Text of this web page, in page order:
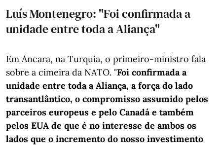
Luís Montenegro: "Foi confirmada a
unidade entre toda a Aliança"
Em Ancara, na Turquia, o primeiro-ministro fala
sobre a cimeira da NATO. "Foi confirmada a
unidade entre toda a Aliança, a força do lado
transantlântico, o compromisso assumido pelos
parceiros europeus e pelo Canadá e também
pelos EUA de que é no interesse de ambos os
lados que o incremento do nosso investimento